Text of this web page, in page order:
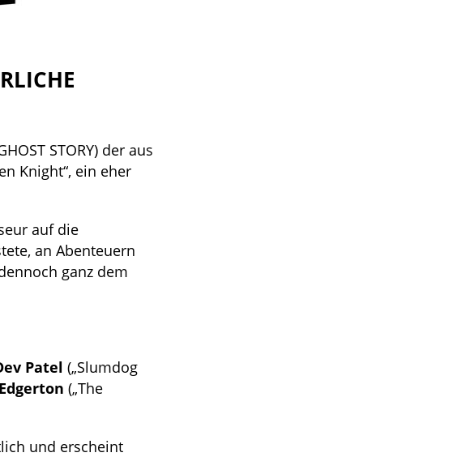
STORY) der aus
Knight“, ein eher
auf die
an Abenteuern
ganz dem
Patel („Slumdog
(„The
und erscheint